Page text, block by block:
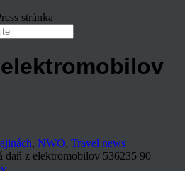
stránka
, NWO, Travel news
daň z elektromobilov 536235 90